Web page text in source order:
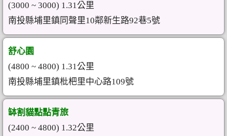
(3000 ~ 3000) 1.31公里
南投縣埔里鎮同聲里10鄰新生路92巷5號
舒心園
(4800 ~ 4800) 1.31公里
南投縣埔里鎮枇杷里中心路109號
缽割貓點點青旅
(2400 ~ 4800) 1.32公里